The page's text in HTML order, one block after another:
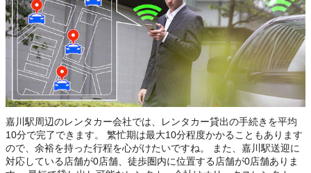
嘉川駅周辺のレンタカー会社では、レンタカー貸出の手続きを平均
10分で完了できます。 繁忙期は最大10分程度かかることもあります
ので、余裕を持った行程を心がけたいですね。 また、嘉川駅送迎に
対応している店舗が0店舗、徒歩圏内に位置する店舗が0店舗ありま